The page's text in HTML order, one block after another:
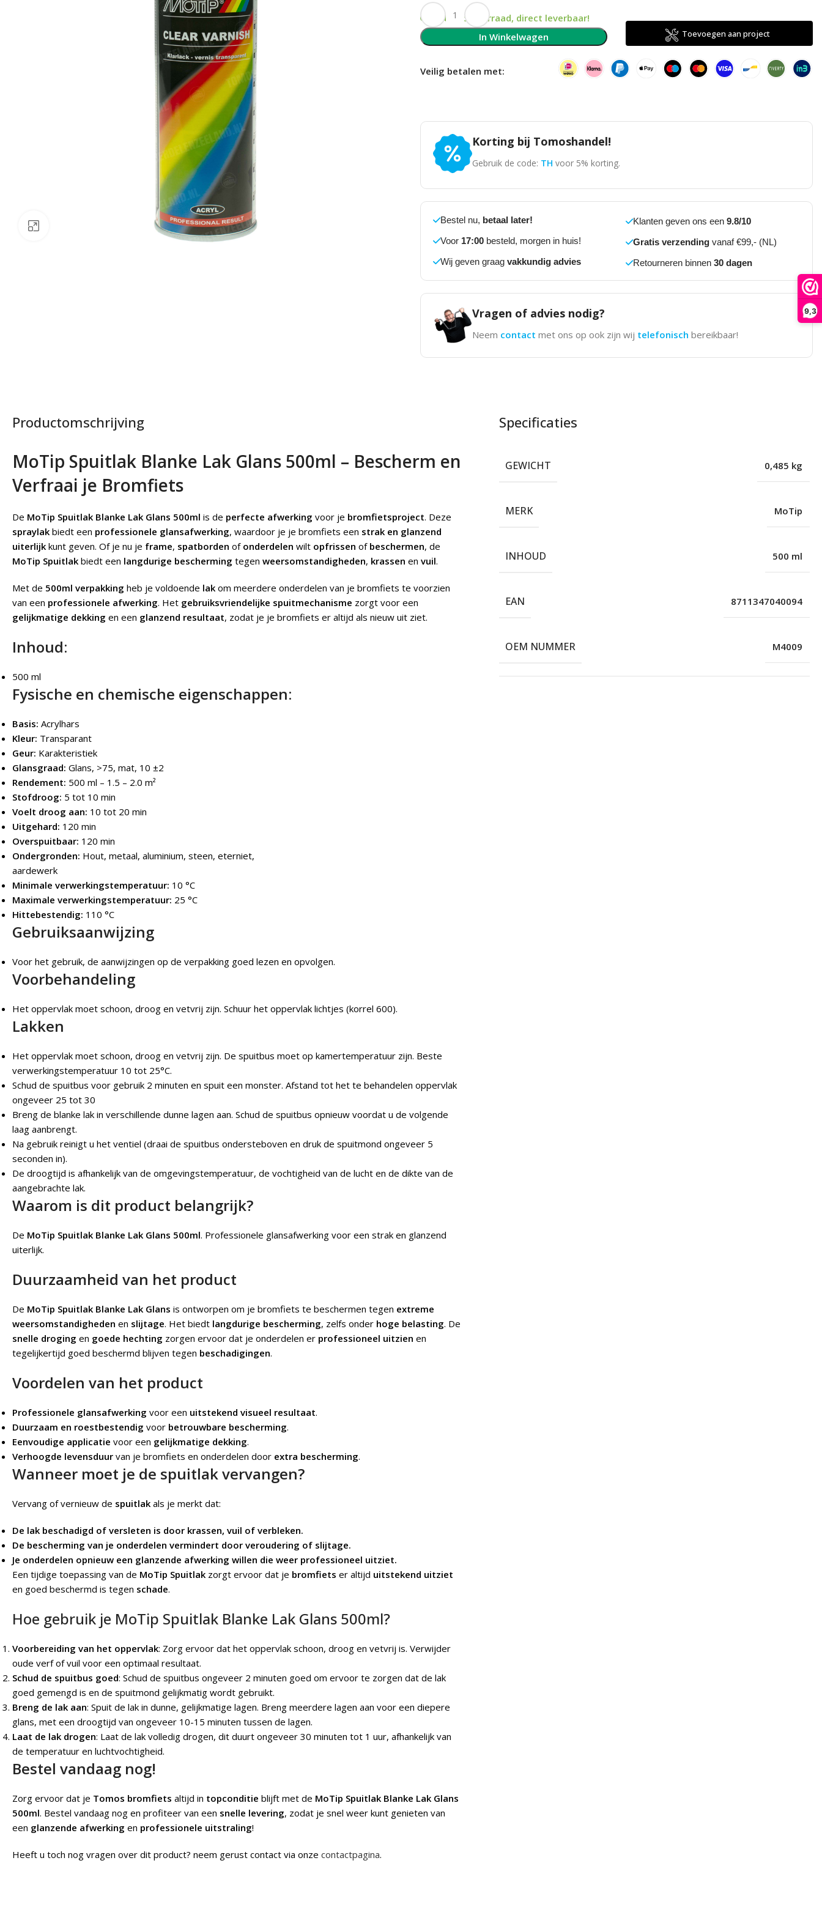
9,3
Op voorraad, direct leverbaar!
In Winkelwagen
Toevoegen aan project
Veilig betalen met:
Korting bij Tomoshandel!
Gebruik de code: TH voor 5% korting.
Bestel nu, betaal later!
Voor 17:00besteld, morgen in huis!
Wij geven graag vakkundig advies
Klanten geven ons een 9.8/10
Gratis verzendingvanaf €99,- (NL)
Retourneren binnen 30 dagen
Vragen of advies nodig?
Neem contact met ons op ook zijn wij telefonisch bereikbaar!
Productomschrijving
MoTip Spuitlak Blanke Lak Glans 500ml – Bescherm en
Verfraai je Bromfiets
De MoTip Spuitlak Blanke Lak Glans 500ml is de perfecte afwerking voor je bromfietsproject. Deze
spraylak biedt een professionele glansafwerking, waardoor je je bromfiets een strak en glanzend
uiterlijk kunt geven. Of je nu je frame, spatborden of onderdelen wilt opfrissen of beschermen, de
MoTip Spuitlak biedt een langdurige bescherming tegen weersomstandigheden, krassen en vuil.
Met de 500ml verpakking heb je voldoende lak om meerdere onderdelen van je bromfiets te voorzien
van een professionele afwerking. Het gebruiksvriendelijke spuitmechanisme zorgt voor een
gelijkmatige dekking en een glanzend resultaat, zodat je je bromfiets er altijd als nieuw uit ziet.
Inhoud:
500 ml
Fysische en chemische eigenschappen:
Basis: Acrylhars
Kleur: Transparant
Geur: Karakteristiek
Glansgraad: Glans, >75, mat, 10 ±2
Rendement: 500 ml – 1.5 – 2.0 m²
Stofdroog: 5 tot 10 min
Voelt droog aan: 10 tot 20 min
Uitgehard: 120 min
Overspuitbaar: 120 min
Ondergronden: Hout, metaal, aluminium, steen, eterniet,
aardewerk
Minimale verwerkingstemperatuur: 10 °C
Maximale verwerkingstemperatuur: 25 °C
Hittebestendig: 110 °C
Gebruiksaanwijzing
Voor het gebruik, de aanwijzingen op de verpakking goed lezen en opvolgen.
Voorbehandeling
Het oppervlak moet schoon, droog en vetvrij zijn. Schuur het oppervlak lichtjes (korrel 600).
Lakken
Het oppervlak moet schoon, droog en vetvrij zijn. De spuitbus moet op kamertemperatuur zijn. Beste
verwerkingstemperatuur 10 tot 25°C.
Schud de spuitbus voor gebruik 2 minuten en spuit een monster. Afstand tot het te behandelen oppervlak
ongeveer 25 tot 30
Breng de blanke lak in verschillende dunne lagen aan. Schud de spuitbus opnieuw voordat u de volgende
laag aanbrengt.
Na gebruik reinigt u het ventiel (draai de spuitbus ondersteboven en druk de spuitmond ongeveer 5
seconden in).
De droogtijd is afhankelijk van de omgevingstemperatuur, de vochtigheid van de lucht en de dikte van de
aangebrachte lak.
Waarom is dit product belangrijk?
De MoTip Spuitlak Blanke Lak Glans 500ml. Professionele glansafwerking voor een strak en glanzend
uiterlijk.
Duurzaamheid van het product
De MoTip Spuitlak Blanke Lak Glans is ontworpen om je bromfiets te beschermen tegen extreme
weersomstandigheden en slijtage. Het biedt langdurige bescherming, zelfs onder hoge belasting. De
snelle droging en goede hechting zorgen ervoor dat je onderdelen er professioneel uitzien en
tegelijkertijd goed beschermd blijven tegen beschadigingen.
Voordelen van het product
Professionele glansafwerking voor een uitstekend visueel resultaat.
Duurzaam en roestbestendig voor betrouwbare bescherming.
Eenvoudige applicatie voor een gelijkmatige dekking.
Verhoogde levensduur van je bromfiets en onderdelen door extra bescherming.
Wanneer moet je de spuitlak vervangen?
Vervang of vernieuw de spuitlak als je merkt dat:
De lak beschadigd of versleten is door krassen, vuil of verbleken.
De bescherming van je onderdelen vermindert door veroudering of slijtage.
Je onderdelen opnieuw een glanzende afwerking willen die weer professioneel uitziet.
Een tijdige toepassing van de MoTip Spuitlak zorgt ervoor dat je bromfiets er altijd uitstekend uitziet
en goed beschermd is tegen schade.
Hoe gebruik je MoTip Spuitlak Blanke Lak Glans 500ml?
Voorbereiding van het oppervlak: Zorg ervoor dat het oppervlak schoon, droog en vetvrij is. Verwijder
oude verf of vuil voor een optimaal resultaat.
Schud de spuitbus goed: Schud de spuitbus ongeveer 2 minuten goed om ervoor te zorgen dat de lak
goed gemengd is en de spuitmond gelijkmatig wordt gebruikt.
Breng de lak aan: Spuit de lak in dunne, gelijkmatige lagen. Breng meerdere lagen aan voor een diepere
glans, met een droogtijd van ongeveer 10-15 minuten tussen de lagen.
Laat de lak drogen: Laat de lak volledig drogen, dit duurt ongeveer 30 minuten tot 1 uur, afhankelijk van
de temperatuur en luchtvochtigheid.
Bestel vandaag nog!
Zorg ervoor dat je Tomos bromfiets altijd in topconditie blijft met de MoTip Spuitlak Blanke Lak Glans
500ml. Bestel vandaag nog en profiteer van een snelle levering, zodat je snel weer kunt genieten van
een glanzende afwerking en professionele uitstraling!
Heeft u toch nog vragen over dit product? neem gerust contact via onze contactpagina.
Specificaties
GEWICHT 0,485 kg
MERK MoTip
INHOUD 500 ml
EAN 8711347040094
OEM NUMMER M4009